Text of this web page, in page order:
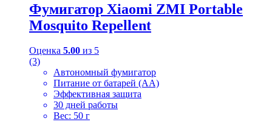
Фумигатор Xiaomi ZMI Portable
Mosquito Repellent
Оценка 5.00 из 5
(3)
Автономный фумигатор
Питание от батарей (АА)
Эффективная защита
30 дней работы
Вес: 50 г